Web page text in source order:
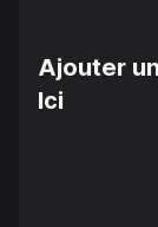
Ajouter
Ici